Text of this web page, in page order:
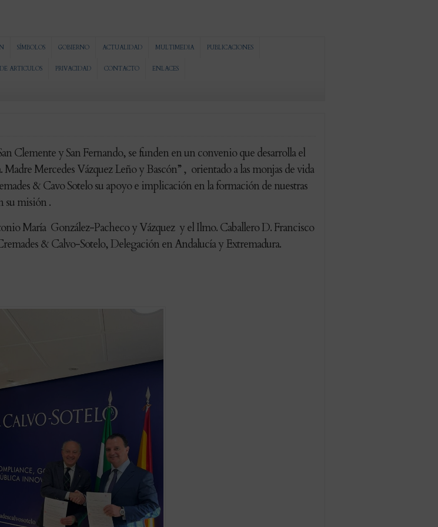
SÍMBOLOS GOBIERNO ACTUALIDAD MULTIMEDIA PUBLICACIONES
ARTICULOS PRIVACIDAD CONTACTO ENLACES
Clemente y San Fernando, se funden en un convenio que desarrolla el
Mercedes Vázquez Leño y Bascón” , orientado a las monjas de vida
& Cavo Sotelo su apoyo e implicación en la formación de nuestras
su misión .
María González-Pacheco y Vázquez y el Ilmo. Caballero D. Francisco
& Calvo-Sotelo, Delegación en Andalucía y Extremadura.